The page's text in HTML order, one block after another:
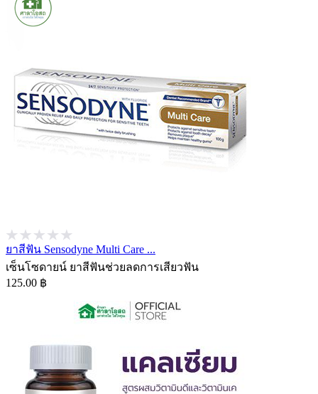
ยาสีฟัน Sensodyne Multi Care ...
เซ็นโซดายน์ ยาสีฟันช่วยลดการเสียวฟัน
125.00 ฿